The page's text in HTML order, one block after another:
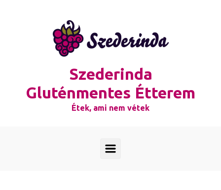
Szederinda
Gluténmentes Étterem
Étek, ami nem vétek